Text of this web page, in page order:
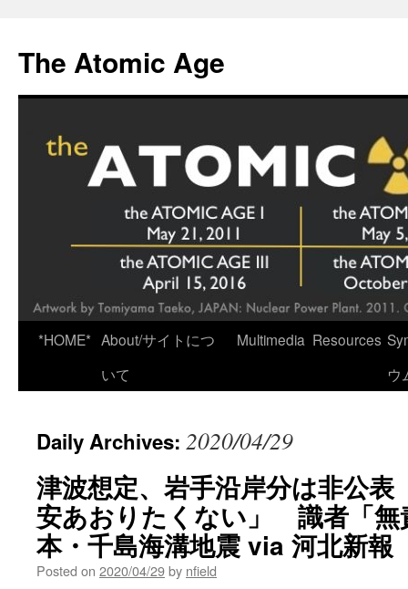
content
The Atomic Age
*HOME* About/サイトにつ
いて
Multimedia Resources
ウ
Daily Archives: 2020/04/29
津波想定、岩手沿岸分は非公
安あおりたくない」 識者「
本・千島海溝地震 via 河北新報
Posted on 2020/04/29by nfield